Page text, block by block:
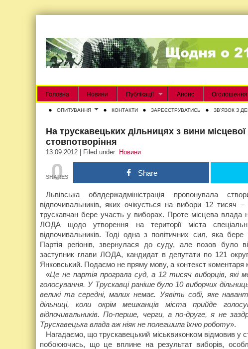
Головна Новини Публікації Анонс
ОПИТУВАННЯ КОНТАКТИ ЗАРЕЄСТРУВАТИСЬ ЗВʼЯЗОК З
На трускавецьких дільницях з вини місцевої
стовпотворіння
13.09.2012 | Filed under: Новини
0
SHARES Share
Львівська облдержадміністрація пропонувала
відпочивальників, яких очікується на вибори 12 тисяч
трускавчан бере участь у виборах. Проте місцева влада
ЛОДА щодо утворення на території міста
відпочивальників. Тоді одна з політичних сил, яка
Партія регіонів, звернулася до суду, але позов було
заступник глави ЛОДА, кандидат в депутати по 121
Янковський. Подаємо не пряму мову, а контекст коментаря
«Це не партія програла суд, а 12 тисяч виборців, які
голосування. У Трускавці раніше було 10 виборчих
великі та середні, малих немає. Уявіть собі, яке
дільниці, коли окрім мешканців міста прийде
відпочивальників. По-перше, черги, а по-друге, я не
Трускавецька влада аж ніяк не полегшила їхню роботу».
Нагадаємо, що трускавецький міськвиконком відмовив у
побоюючись, що це вплине на результат виборів,